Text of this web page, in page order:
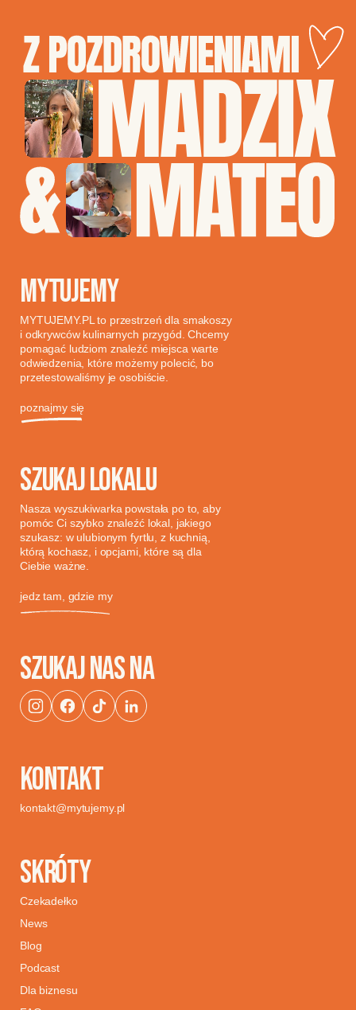
MYTUJEMY
MYTUJEMY.PL to przestrzeń dla smakoszy
i odkrywców kulinarnych przygód. Chcemy
pomagać ludziom znaleźć miejsca warte
odwiedzenia, które możemy polecić, bo
przetestowaliśmy je osobiście.
poznajmy się
SZUKAJ LOKALU
Nasza wyszukiwarka powstała po to, aby
pomóc Ci szybko znaleźć lokal, jakiego
szukasz: w ulubionym fyrtlu, z kuchnią,
którą kochasz, i opcjami, które są dla
Ciebie ważne.
jedz tam, gdzie my
SZUKAJ NAS NA
KONTAKT
kontakt@mytujemy.pl
SKRÓTY
Czekadełko
News
Blog
Podcast
Dla biznesu